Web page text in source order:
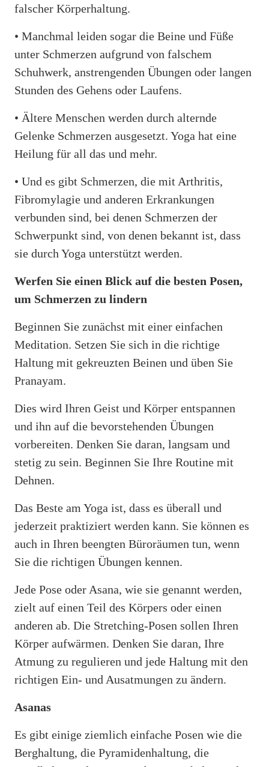
falscher Körperhaltung.
• Manchmal leiden sogar die Beine und Füße
unter Schmerzen aufgrund von falschem
Schuhwerk, anstrengenden Übungen oder langen
Stunden des Gehens oder Laufens.
• Ältere Menschen werden durch alternde
Gelenke Schmerzen ausgesetzt. Yoga hat eine
Heilung für all das und mehr.
• Und es gibt Schmerzen, die mit Arthritis,
Fibromylagie und anderen Erkrankungen
verbunden sind, bei denen Schmerzen der
Schwerpunkt sind, von denen bekannt ist, dass
sie durch Yoga unterstützt werden.
Werfen Sie einen Blick auf die besten Posen,
um Schmerzen zu lindern
Beginnen Sie zunächst mit einer einfachen
Meditation. Setzen Sie sich in die richtige
Haltung mit gekreuzten Beinen und üben Sie
Pranayam.
Dies wird Ihren Geist und Körper entspannen
und ihn auf die bevorstehenden Übungen
vorbereiten. Denken Sie daran, langsam und
stetig zu sein. Beginnen Sie Ihre Routine mit
Dehnen.
Das Beste am Yoga ist, dass es überall und
jederzeit praktiziert werden kann. Sie können es
auch in Ihren beengten Büroräumen tun, wenn
Sie die richtigen Übungen kennen.
Jede Pose oder Asana, wie sie genannt werden,
zielt auf einen Teil des Körpers oder einen
anderen ab. Die Stretching-Posen sollen Ihren
Körper aufwärmen. Denken Sie daran, Ihre
Atmung zu regulieren und jede Haltung mit den
richtigen Ein- und Ausatmungen zu ändern.
Asanas
Es gibt einige ziemlich einfache Posen wie die
Berghaltung, die Pyramidenhaltung, die